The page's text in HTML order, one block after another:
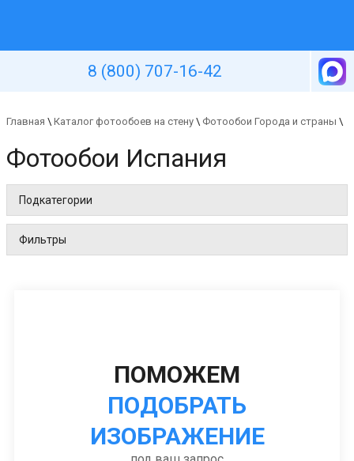
8 (800) 707-16-42
Главная \ Каталог фотообоев на стену \ Фотообои Города и страны \
Фотообои Испания
Подкатегории
Фильтры
ПОМОЖЕМ
ПОДОБРАТЬ
ИЗОБРАЖЕНИЕ